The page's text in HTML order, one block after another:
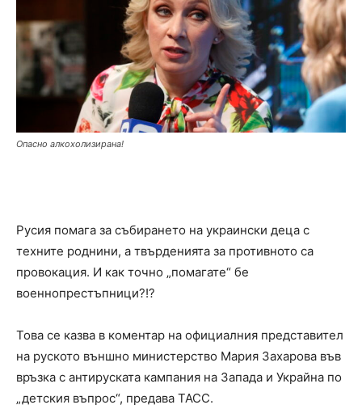
Опасно алкохолизирана!
Русия помага за събирането на украински деца с
техните роднини, а твърденията за противното са
провокация. И как точно „помагате“ бе
военнопрестъпници?!?
Това се казва в коментар на официалния представител
на руското външно министерство Мария Захарова във
връзка с антируската кампания на Запада и Украйна по
„детския въпрос“, предава ТАСС.